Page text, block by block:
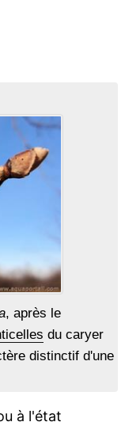
, après le
du caryer
distinctif d'une
à l'état